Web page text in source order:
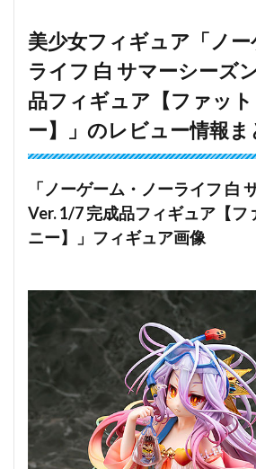
美少女フィギュア「ノ
ライフ 白 サマーシーズ
品フィギュア【ファッ
ー】」のレビュー情報ま
「ノーゲーム・ノーライフ 白
Ver. 1/7 完成品フィギュア【フ
ニー】」フィギュア画像